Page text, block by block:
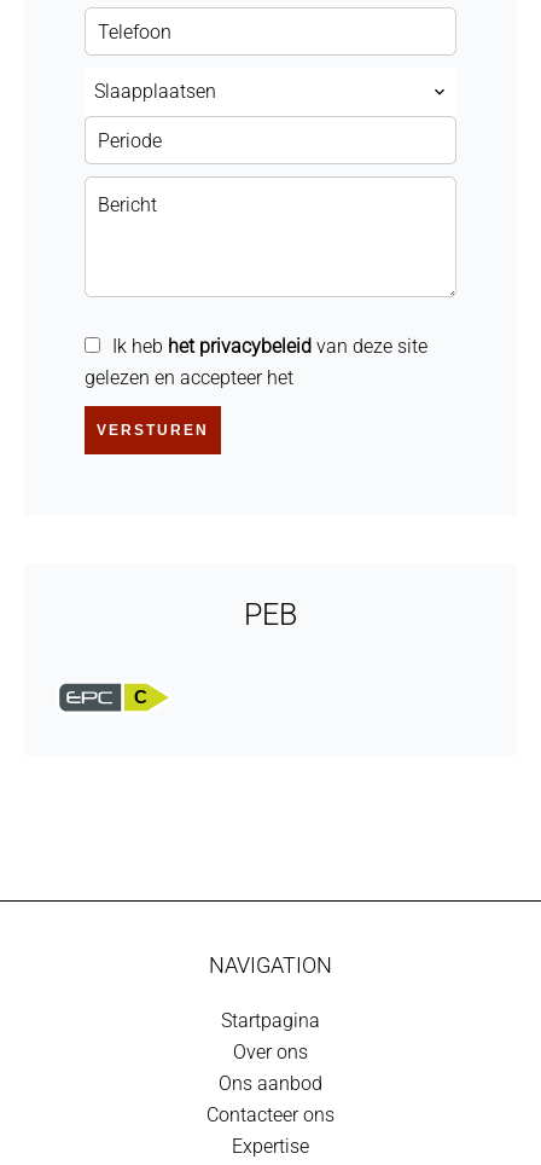
Slaapplaatsen
Ik heb het privacybeleid van deze site
gelezen en accepteer het
VERSTUREN
PEB
C
NAVIGATION
Startpagina
Over ons
Ons aanbod
Contacteer ons
Expertise